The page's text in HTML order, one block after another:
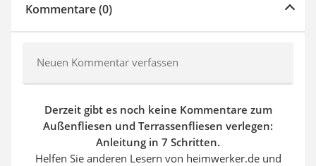
Kommentare (0)
Neuen Kommentar verfassen
Derzeit gibt es noch keine Kommentare zum
Außenfliesen und Terrassenfliesen verlegen:
Anleitung in 7 Schritten.
Helfen Sie anderen Lesern von heimwerker.de und